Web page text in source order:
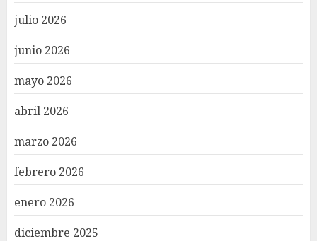
julio 2026
junio 2026
mayo 2026
abril 2026
marzo 2026
febrero 2026
enero 2026
diciembre 2025